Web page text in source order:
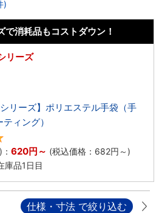
)
消耗品もコストダウン！
リーズ
シリーズ】ポリエステル手袋（手
ィング）
620円 ～ (税込価格： 682円 ～)
庫品1日目
仕様・寸法 で絞り込む